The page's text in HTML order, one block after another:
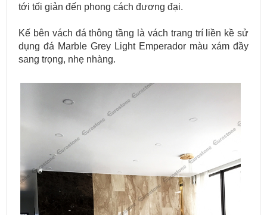
tới tối giản đến phong cách đương đại.
Kế bên vách đá thông tầng là vách trang trí liền kề sử
dụng đá Marble Grey Light Emperador màu xám đầy
sang trọng, nhẹ nhàng.